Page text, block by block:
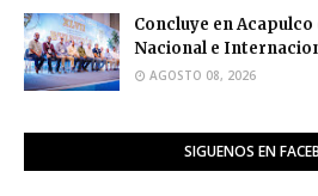
Concluye en
Nacional e
AGOSTO 08, 2026
SIGUENOS EN